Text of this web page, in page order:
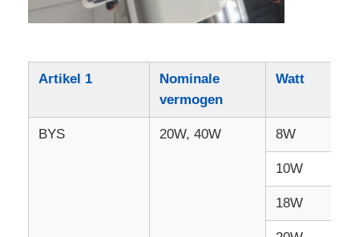
Artikel 1
Nominale
vermogen
Watt
BYS 20W, 40W 8W
10W
18W